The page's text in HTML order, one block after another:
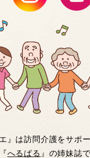
エ』は訪問介護をサポ
『へるぱる 』の姉妹誌で